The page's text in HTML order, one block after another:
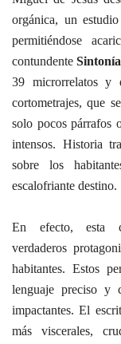
orgánica, un
permitiéndose
contundente Sintonía
39 microrrelatos y
cortometrajes, que
solo pocos párrafos
intensos. Historia
sobre los
escalofriante destino.
En efecto, esta
verdaderos
habitantes. Estos
lenguaje preciso y
impactantes. El
más viscerales,